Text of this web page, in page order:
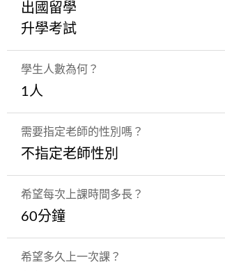
出國留學
升學考試
學生人數為何？
1人
需要指定老師的性別嗎？
不指定老師性別
希望每次上課時間多長？
60分鐘
希望多久上一次課？